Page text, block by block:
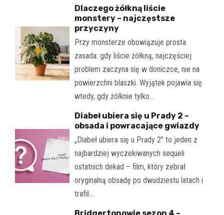
Dlaczego żółkną liście
monstery – najczęstsze
przyczyny
Przy monsterze obowiązuje prosta
zasada: gdy liście żółkną, najczęściej
problem zaczyna się w doniczce, nie na
powierzchni blaszki. Wyjątek pojawia się
wtedy, gdy żółknie tylko…
Diabeł ubiera się u Prady 2 –
obsada i powracające gwiazdy
„Diabeł ubiera się u Prady 2" to jeden z
najbardziej wyczekiwanych sequeli
ostatnich dekad – film, który zebrał
oryginalną obsadę po dwudziestu latach i
trafił…